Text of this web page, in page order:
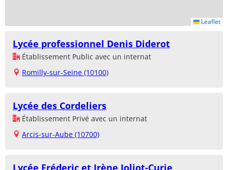
Leaflet
Lycée professionnel Denis Diderot
Établissement Public avec un internat
Romilly-sur-Seine (10100)
Lycée des Cordeliers
Établissement Privé avec un internat
Arcis-sur-Aube (10700)
Lycée Fréderic et Irène Joliot-Curie